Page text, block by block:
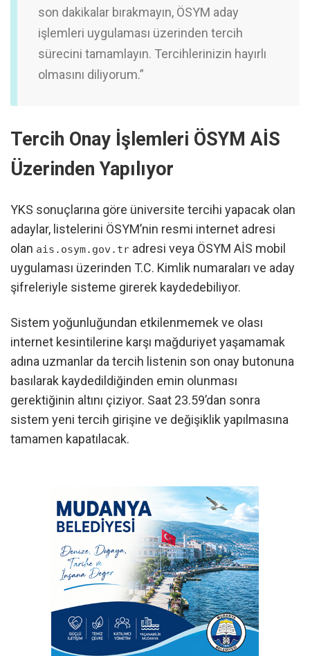
son dakikalar bırakmayın, ÖSYM aday
işlemleri uygulaması üzerinden tercih
sürecini tamamlayın. Tercihlerinizin hayırlı
olmasını diliyorum.”
Tercih Onay İşlemleri ÖSYM AİS
Üzerinden Yapılıyor
YKS sonuçlarına göre üniversite tercihi yapacak olan
adaylar, listelerini ÖSYM’nin resmi internet adresi
olan ais.osym.gov.tr adresi veya ÖSYM AİS mobil
uygulaması üzerinden T.C. Kimlik numaraları ve aday
şifreleriyle sisteme girerek kaydedebiliyor.
Sistem yoğunluğundan etkilenmemek ve olası
internet kesintilerine karşı mağduriyet yaşamamak
adına uzmanlar da tercih listenin son onay butonuna
basılarak kaydedildiğinden emin olunması
gerektiğinin altını çiziyor. Saat 23.59’dan sonra
sistem yeni tercih girişine ve değişiklik yapılmasına
tamamen kapatılacak.